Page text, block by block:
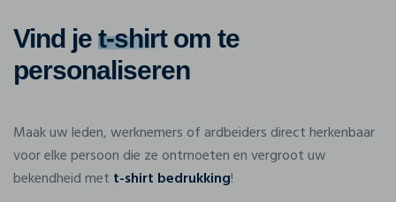
Vind je t-shirtom te
personaliseren
Maak uw leden, werknemers of ardbeiders direct herkenbaar
voor elke persoon die ze ontmoeten en vergroot uw
bekendheid met t-shirt bedrukking!